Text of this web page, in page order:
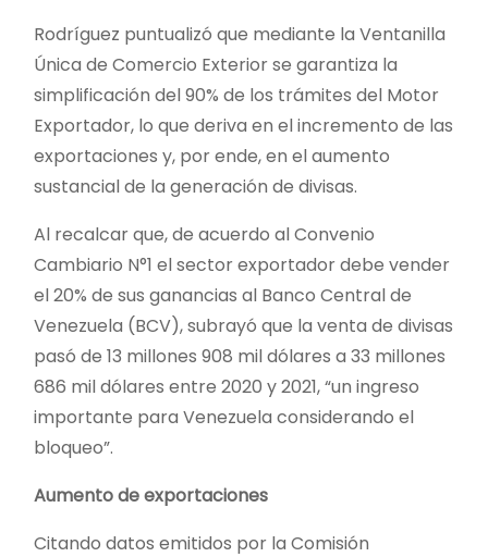
Rodríguez puntualizó que mediante la Ventanilla
Única de Comercio Exterior se garantiza la
simplificación del 90% de los trámites del Motor
Exportador, lo que deriva en el incremento de las
exportaciones y, por ende, en el aumento
sustancial de la generación de divisas.
Al recalcar que, de acuerdo al Convenio
Cambiario N°1 el sector exportador debe vender
el 20% de sus ganancias al Banco Central de
Venezuela (BCV), subrayó que la venta de divisas
pasó de 13 millones 908 mil dólares a 33 millones
686 mil dólares entre 2020 y 2021, “un ingreso
importante para Venezuela considerando el
bloqueo”.
Aumento de exportaciones
Citando datos emitidos por la Comisión